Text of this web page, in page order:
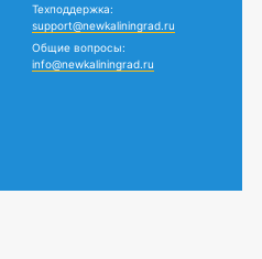
Техподдержка:
support@newkaliningrad.ru
Общие вопросы:
info@newkaliningrad.ru